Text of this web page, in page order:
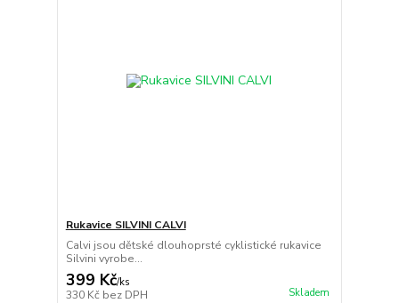
Rukavice SILVINI CALVI
Calvi jsou dětské dlouhoprsté cyklistické rukavice
Silvini vyrobe...
399 Kč/ks
330 Kč bez DPH Skladem